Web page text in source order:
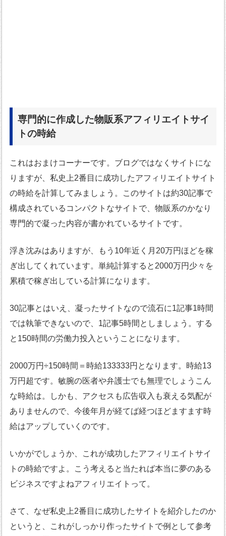
専門的に作成した物販系アフィリエイトサイ
トの時給
これはおまけコーナーです。ブログではなくサイトにな
りますが、私史上2番目に成功したアフィリエイトサイト
の時給を計算してみましょう。このサイトは約30記事で
構成されているコンパクトなサイトで、物販系のかなり
専門的で凝った内容が書かれているサイトです。
浮き沈みはありますが、もう10年近く月20万円ほどを稼
ぎ出してくれています。単純計算すると2000万円少々を
累積で稼ぎ出している計算になります。
30記事とはいえ、凝ったサイトなので流石に1記事1時間
では執筆できないので、1記事5時間としましょう。する
と150時間の労働力投入ということになります。
2000万円÷150時間＝時給133333円となります。時給13
万円超です。敏腕の医者や弁護士でも無理でしょうこん
な時給は。しかも、アクセスも広告収入も衰える気配が
ありませんので、今後年月が経てば経つほどますます時
給はアップしていくのです。
いかがでしょうか、これが成功したアフィリエイトサイ
トの時給ですよ。こう考えると当たれば本当に夢のある
ビジネスですよねアフィリエイトって。
さて、なぜ私史上2番目に成功したサイトを紹介したのか
というと、これがしっかり作ったサイトで例として参考